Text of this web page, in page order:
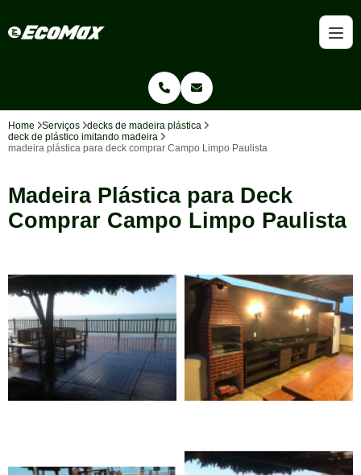
Home Serviços
decks de madeira plástica
deck de plástico imitando madeira
madeira plástica para deck comprar Campo Limpo Paulista
Madeira Plástica para Deck
Comprar Campo Limpo Paulista